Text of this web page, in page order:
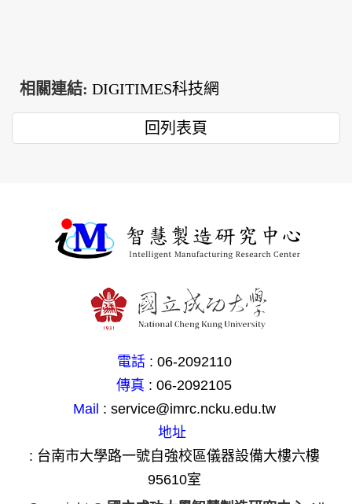
相關連結: DIGITIMES科技網
回列表頁
電話 : 06-2092110
傳真 : 06-2092105
Mail : service@imrc.ncku.edu.tw
地址
: 台南市大學路一號自強校區儀器設備大樓六樓
95610室